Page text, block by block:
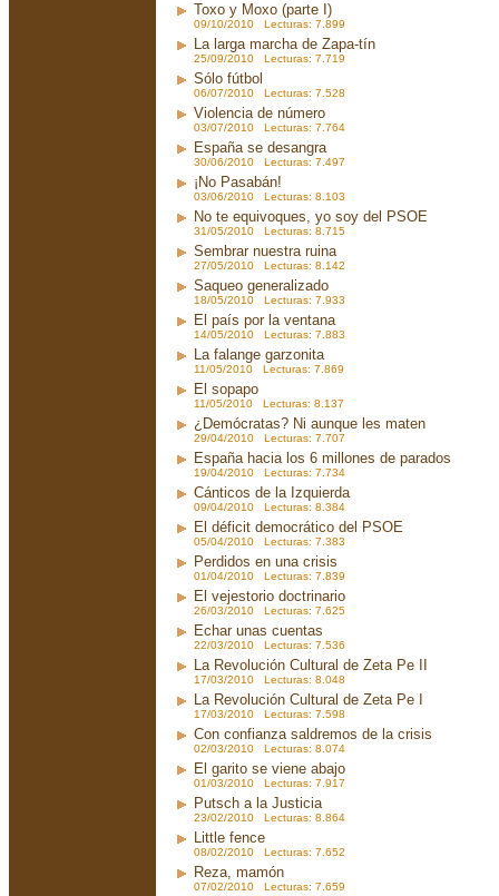
Toxo y Moxo (parte I)
09/10/2010 Lecturas: 7.899
La larga marcha de Zapa-tín
25/09/2010 Lecturas: 7.719
Sólo fútbol
06/07/2010 Lecturas: 7.528
Violencia de número
03/07/2010 Lecturas: 7.764
España se desangra
30/06/2010 Lecturas: 7.497
¡No Pasabán!
03/06/2010 Lecturas: 8.103
No te equivoques, yo soy del PSOE
31/05/2010 Lecturas: 8.715
Sembrar nuestra ruina
27/05/2010 Lecturas: 8.142
Saqueo generalizado
18/05/2010 Lecturas: 7.933
El país por la ventana
14/05/2010 Lecturas: 7.883
La falange garzonita
11/05/2010 Lecturas: 7.869
El sopapo
11/05/2010 Lecturas: 8.137
¿Demócratas? Ni aunque les maten
29/04/2010 Lecturas: 7.707
España hacia los 6 millones de parados
19/04/2010 Lecturas: 7.734
Cánticos de la Izquierda
09/04/2010 Lecturas: 8.384
El déficit democrático del PSOE
05/04/2010 Lecturas: 7.383
Perdidos en una crisis
01/04/2010 Lecturas: 7.839
El vejestorio doctrinario
26/03/2010 Lecturas: 7.625
Echar unas cuentas
22/03/2010 Lecturas: 7.536
La Revolución Cultural de Zeta Pe II
17/03/2010 Lecturas: 8.048
La Revolución Cultural de Zeta Pe I
17/03/2010 Lecturas: 7.598
Con confianza saldremos de la crisis
02/03/2010 Lecturas: 8.074
El garito se viene abajo
01/03/2010 Lecturas: 7.917
Putsch a la Justicia
23/02/2010 Lecturas: 8.864
Little fence
08/02/2010 Lecturas: 7.652
Reza, mamón
07/02/2010 Lecturas: 7.659